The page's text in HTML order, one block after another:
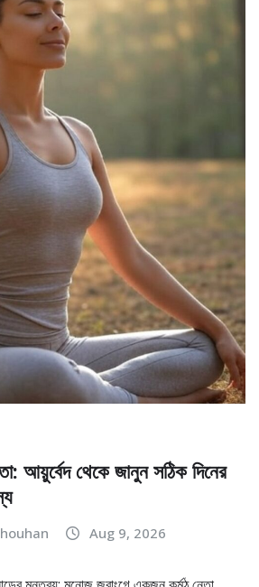
আয়ুর্বেদ থেকে জানুন সঠিক দিনের
Aug 9, 2026